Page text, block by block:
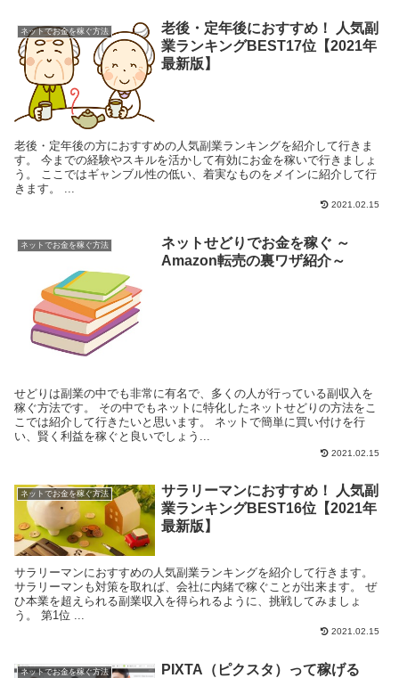
ネットでお金を稼ぐ方法
老後・定年後におすすめ！ 人気副
業ランキングBEST17位【2021年
最新版】
老後・定年後の方におすすめの人気副業ランキングを紹介して行きま
す。 今までの経験やスキルを活かして有効にお金を稼いで行きましょ
う。 ここではギャンブル性の低い、着実なものをメインに紹介して行
きます。 ...
2021.02.15
ネットでお金を稼ぐ方法
ネットせどりでお金を稼ぐ ～
Amazon転売の裏ワザ紹介～
せどりは副業の中でも非常に有名で、多くの人が行っている副収入を
稼ぐ方法です。 その中でもネットに特化したネットせどりの方法をこ
こでは紹介して行きたいと思います。 ネットで簡単に買い付けを行
い、賢く利益を稼ぐと良いでしょう...
2021.02.15
ネットでお金を稼ぐ方法
サラリーマンにおすすめ！ 人気副
業ランキングBEST16位【2021年
最新版】
サラリーマンにおすすめの人気副業ランキングを紹介して行きます。
サラリーマンも対策を取れば、会社に内緒で稼ぐことが出来ます。 ぜ
ひ本業を超えられる副業収入を得られるように、挑戦してみましょ
う。 第1位 ...
2021.02.15
ネットでお金を稼ぐ方法
PIXTA（ピクスタ）って稼げる